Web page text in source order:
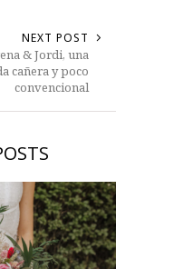
NEXT POST
& Jordi, una
cañera y poco
convencional